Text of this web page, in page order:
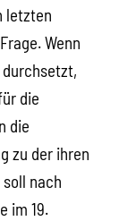
letzten
Wenn
die
die
zu der ihren
nach
im 19.